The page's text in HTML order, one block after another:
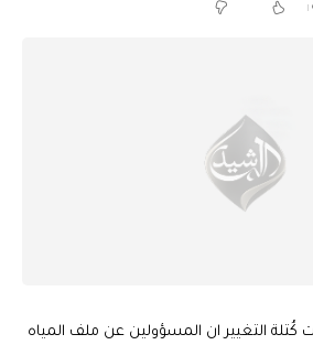
كُتلة التغيير ان المسؤولين عن ملف المياه